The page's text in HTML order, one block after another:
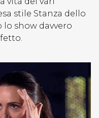
stile Stanza dello
show davvero